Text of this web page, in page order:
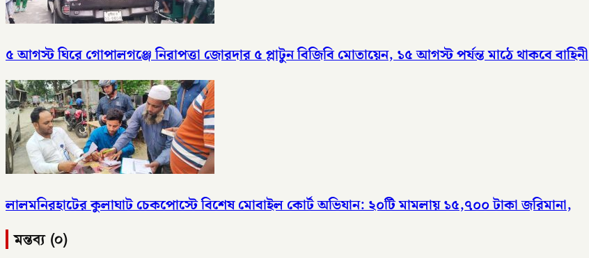
৫ আগস্ট ঘিরে গোপালগঞ্জে নিরাপত্তা জোরদার ৫ প্লাটুন বিজিবি মোতায়েন, ১৫ আগস্ট পর্যন্ত মাঠে থাকবে বাহিনী
লালমনিরহাটের কুলাঘাট চেকপোস্টে বিশেষ মোবাইল কোর্ট অভিযান: ২০টি মামলায় ১৫,৭০০ টাকা জরিমানা,
মন্তব্য (০)